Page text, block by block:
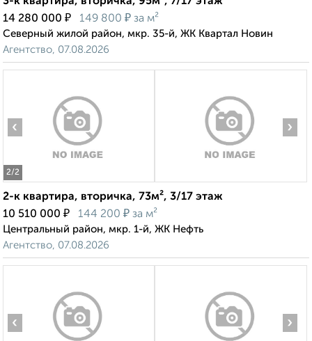
14 280 000 ₽ 149 800 ₽ за м²
Северный жилой район, мкр. 35-й, ЖК Квартал Новин
Агентство, 07.08.2026
2/2
‹ ›
2-к квартира, вторичка, 73м², 3/17 этаж
10 510 000 ₽ 144 200 ₽ за м²
Центральный район, мкр. 1-й, ЖК Нефть
Агентство, 07.08.2026
‹ ›